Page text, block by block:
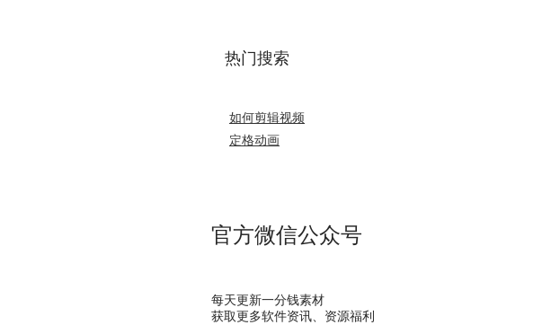
热门搜索
如何剪辑视频
定格动画
官方微信公众号
每天更新一分钱素材
获取更多软件资讯、资源福利